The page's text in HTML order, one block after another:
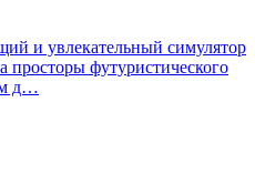
и увлекательный симулятор
просторы футуристического
д…